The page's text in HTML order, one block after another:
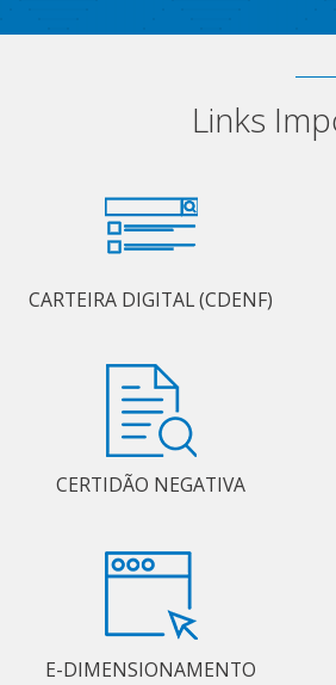
Links
CARTEIRA DIGITAL (CDENF)
CERTIDÃO NEGATIVA
E-DIMENSIONAMENTO